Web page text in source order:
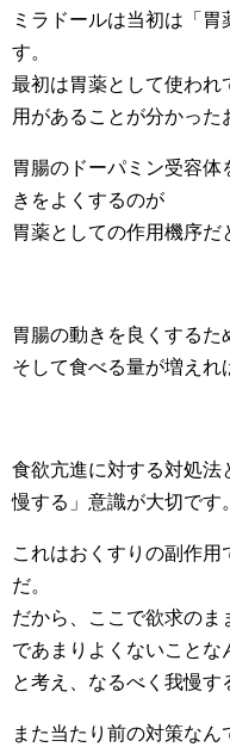
ミラドールは当初は「
す。
最初は胃薬として使われ
用があることが分かった
胃腸のドーパミン受容
きをよくするのが
胃薬としての作用機序だ
胃腸の動きを良くするた
そして食べる量が増えれ
食欲亢進に対する対処法
慢する」意識が大切です。
これはおくすりの副作
だ。
だから、ここで欲求のま
であまりよくないことな
と考え、なるべく我慢す
また当たり前の対策な